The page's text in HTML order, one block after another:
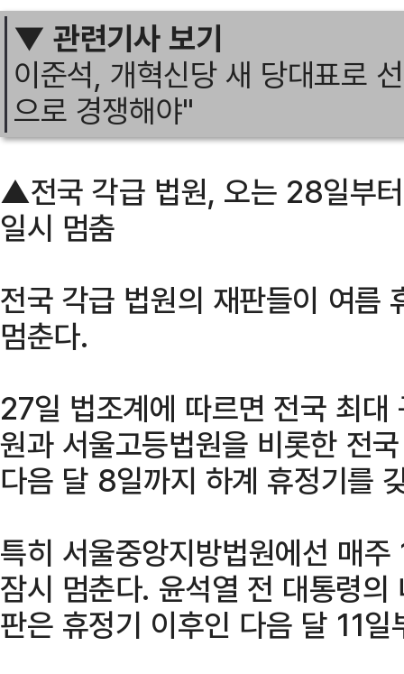
▼ 관련기사 보기
이준석, 개혁신당 새 당대표로
으로 경쟁해야"
▲전국 각급 법원, 오는 28일부
일시 멈춤
전국 각급 법원의 재판들이 여름
멈춘다.
27일 법조계에 따르면 전국 최대
원과 서울고등법원을 비롯한 전
다음 달 8일까지 하계 휴정기를
특히 서울중앙지방법원에선 매
잠시 멈춘다. 윤석열 전 대통령
판은 휴정기 이후인 다음 달 11일